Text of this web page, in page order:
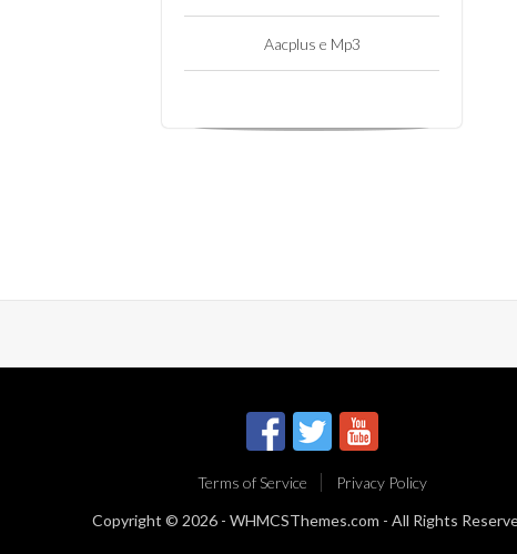
Aacplus e Mp3
Terms of Service
Privacy Policy
Copyright © 2026 - WHMCSThemes.com - All Rights